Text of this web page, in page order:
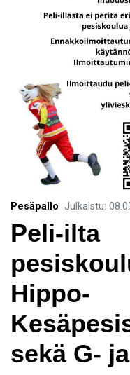
Pesäpallo Julkaistu:
Peli-ilta
Hippo-
sekä G-